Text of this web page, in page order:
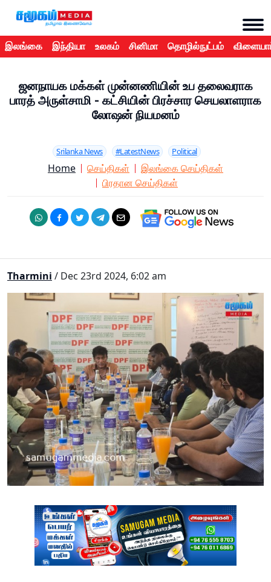
இலங்கை இந்தியா உலகம் சினிமா தொழில்நுட்பம்
ஜனநாயக மக்கள் முன்னணியின் உப தலைவராக
பாரத் அருள்சாமி - கட்சியின் பிரச்சார செயலாளராக
லோஷன் நியமனம்
Srilanka News #LatestNews Political
Home செய்திகள்
இலங்கை செய்திகள்
பிரதான செய்திகள்
Tharmini / Dec 23rd 2024, 6:02 am